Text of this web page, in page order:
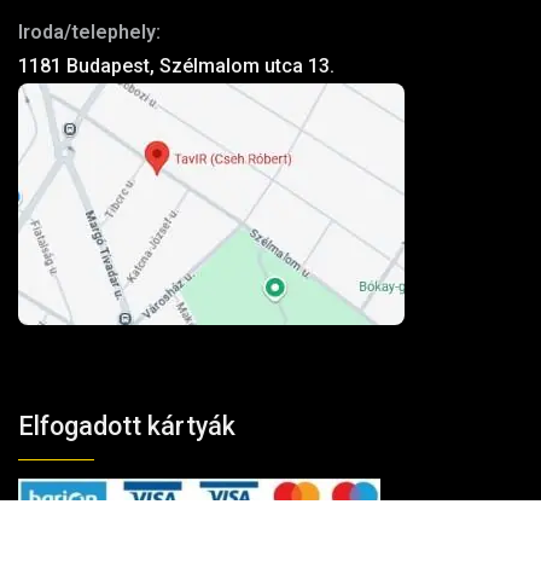
Iroda/telephely:
1181 Budapest, Szélmalom utca 13.
Elfogadott kártyák